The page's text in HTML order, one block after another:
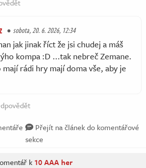
sobota, 20. 6. 2026, 12:34
jak jinak říct že jsi chudej a máš
kompa :D ...tak nebreč Zemane.
rádi hry mají doma vše, aby je
Přejít na článek do komentářové
sekce
k 10 AAA her